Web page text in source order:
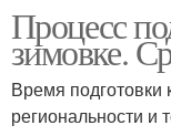
ленинградской
Процесс
зимовке.
Время подготовки
региональности и